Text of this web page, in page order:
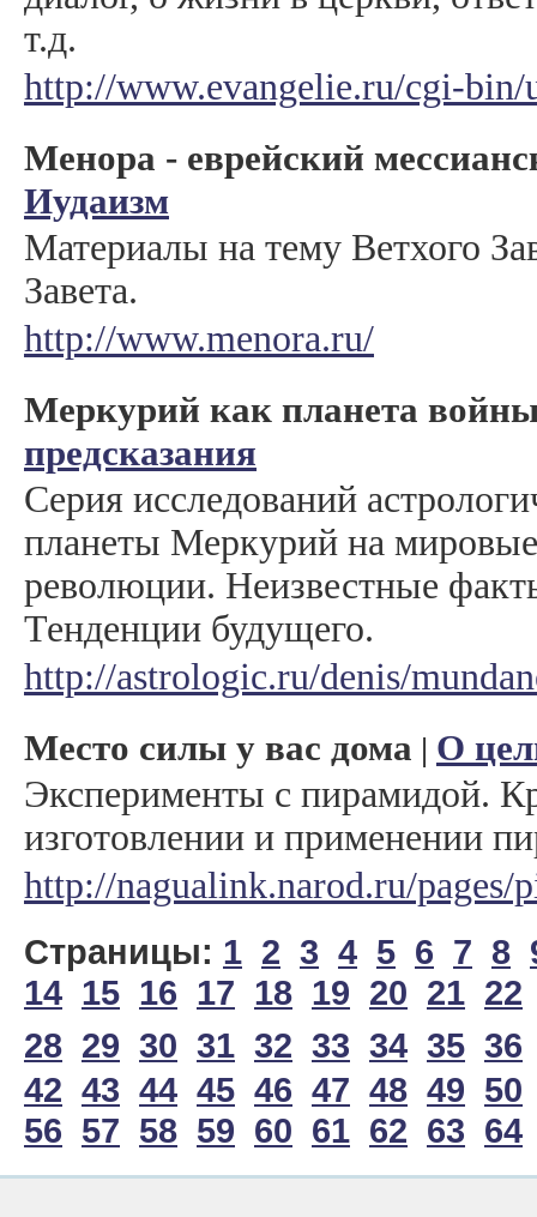
т.д.
http://www.evangelie.ru/cgi-bin/
Менора - еврейский
Иудаизм
Материалы на тему Ветхого
Завета.
http://www.menora.ru/
Меркурий как планета
предсказания
Серия исследований
планеты Меркурий на
революции. Неизвестные
Тенденции будущего.
http://astrologic.ru/denis/
Место силы у вас дома | О
Эксперименты с пирамидой.
изготовлении и применении
http://nagualink.narod.ru/pages/
Страницы: 1 2 3 4 5 6 7 8
14 15 16 17 18 19 20 21 22
28 29 30 31 32 33 34 35 36
42 43 44 45 46 47 48 49 50
56 57 58 59 60 61 62 63 64